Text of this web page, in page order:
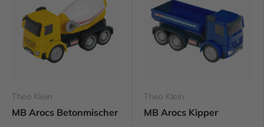
Theo Klein
MB Arocs Betonmischer
Theo Klein
MB Arocs Kipper